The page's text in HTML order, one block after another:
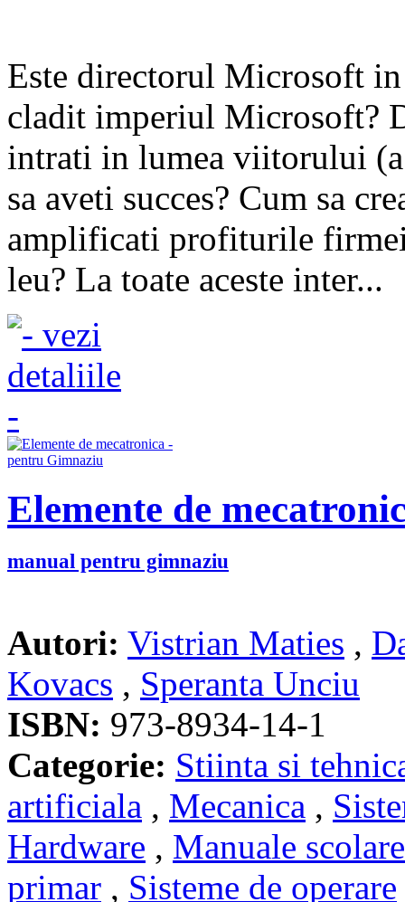
Este directorul Microsoft
cladit imperiul Microsoft?
intrati in lumea viitorului
sa aveti succes? Cum sa
amplificati profiturile
leu? La toate aceste inter...
Elemente de
manual pentru gimnaziu
Autori: Vistrian Maties ,
Kovacs , Speranta Unciu
ISBN: 973-8934-14-1
Categorie: Stiinta si
artificiala , Mecanica ,
Hardware , Manuale scolare
primar , Sisteme de operare